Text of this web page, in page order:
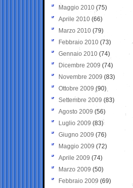
Maggio 2010 (75)
Aprile 2010 (66)
Marzo 2010 (79)
Febbraio 2010 (73)
Gennaio 2010 (74)
Dicembre 2009 (74)
Novembre 2009 (83)
Ottobre 2009 (90)
Settembre 2009 (83)
Agosto 2009 (56)
Luglio 2009 (83)
Giugno 2009 (76)
Maggio 2009 (72)
Aprile 2009 (74)
Marzo 2009 (50)
Febbraio 2009 (69)